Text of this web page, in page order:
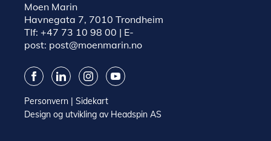
Moen Marin
Havnegata 7, 7010 Trondheim
Tlf: +47 73 10 98 00 | E-
post: post@moenmarin.no
Personvern | Sidekart
Design og utvikling av Headspin AS